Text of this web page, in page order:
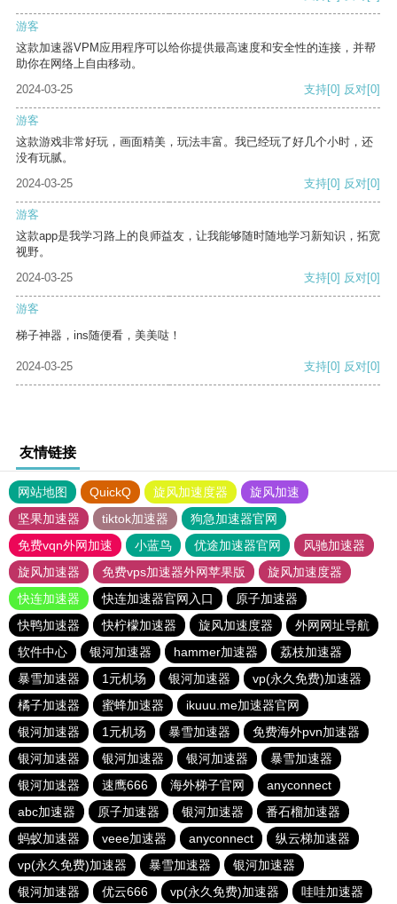
游客
这款加速器VPM应用程序可以给你提供最高速度和安全性的连接，并帮
助你在网络上自由移动。
2024-03-25
支持[0] 反对[0]
游客
这款游戏非常好玩，画面精美，玩法丰富。我已经玩了好几个小时，还
没有玩腻。
2024-03-25
支持[0] 反对[0]
游客
这款app是我学习路上的良师益友，让我能够随时随地学习新知识，拓宽
视野。
2024-03-25
支持[0] 反对[0]
游客
梯子神器，ins随便看，美美哒！
2024-03-25 支持[0] 反对[0]
友情链接
网站地图 QuickQ 旋风加速度器
旋风加速
坚果加速器
tiktok加速器
狗急加速器官网
免费vqn外网加速
小蓝鸟 优途加速器官网
风驰加速器
旋风加速器
免费vps加速器外网苹果版
旋风加速度器
快连加速器
快连加速器官网入口
原子加速器
快鸭加速器
快柠檬加速器 旋风加速度器
外网网址导航
软件中心
银河加速器 hammer加速器
荔枝加速器
暴雪加速器
1元机场 银河加速器
vp(永久免费)加速器
橘子加速器
蜜蜂加速器
ikuuu.me加速器官网
银河加速器
1元机场 暴雪加速器
免费海外pvn加速器
银河加速器
银河加速器 银河加速器
暴雪加速器
银河加速器
速鹰666 海外梯子官网
anyconnect
abc加速器
原子加速器 银河加速器
番石榴加速器
蚂蚁加速器
veee加速器 anyconnect
纵云梯加速器
vp(永久免费)加速器
暴雪加速器
银河加速器
银河加速器
优云666 vp(永久免费)加速器 哇哇加速器